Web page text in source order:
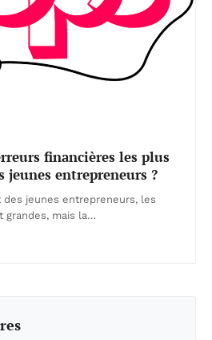
financières les plus
jeunes entrepreneurs ?
des jeunes entrepreneurs, les
grandes, mais la…